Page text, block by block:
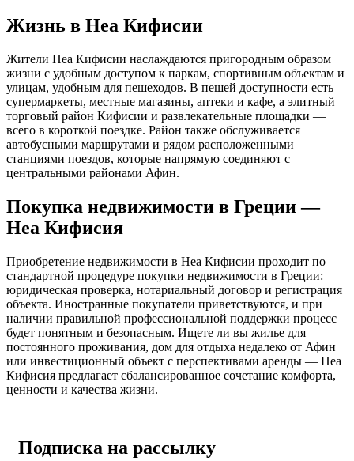
Жизнь в Неа Кифисии
Жители Неа Кифисии наслаждаются пригородным образом
жизни с удобным доступом к паркам, спортивным объектам и
улицам, удобным для пешеходов. В пешей доступности есть
супермаркеты, местные магазины, аптеки и кафе, а элитный
торговый район Кифисии и развлекательные площадки —
всего в короткой поездке. Район также обслуживается
автобусными маршрутами и рядом расположенными
станциями поездов, которые напрямую соединяют с
центральными районами Афин.
Покупка недвижимости в Греции —
Неа Кифисия
Приобретение недвижимости в Неа Кифисии проходит по
стандартной процедуре покупки недвижимости в Греции:
юридическая проверка, нотариальный договор и регистрация
объекта. Иностранные покупатели приветствуются, и при
наличии правильной профессиональной поддержки процесс
будет понятным и безопасным. Ищете ли вы жилье для
постоянного проживания, дом для отдыха недалеко от Афин
или инвестиционный объект с перспективами аренды — Неа
Кифисия предлагает сбалансированное сочетание комфорта,
ценности и качества жизни.
Подписка на рассылку